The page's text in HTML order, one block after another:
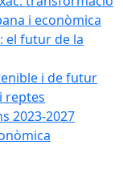
i econòmica
el futur de la
i de futur
reptes
2023-2027